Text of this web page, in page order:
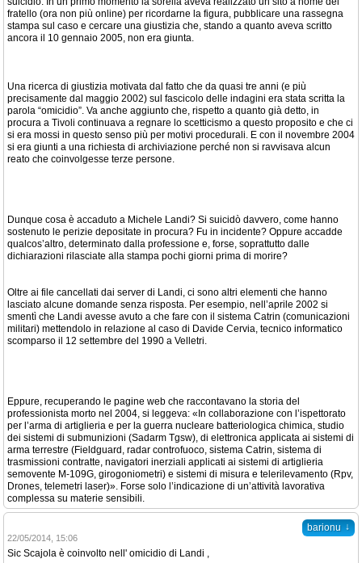
fratello (ora non più online) per ricordarne la figura, pubblicare una rassegna
stampa sul caso e cercare una giustizia che, stando a quanto aveva scritto
ancora il 10 gennaio 2005, non era giunta.
Una ricerca di giustizia motivata dal fatto che da quasi tre anni (e più
precisamente dal maggio 2002) sul fascicolo delle indagini era stata scritta la
parola “omicidio”. Va anche aggiunto che, rispetto a quanto già detto, in
procura a Tivoli continuava a regnare lo scetticismo a questo proposito e che ci
si era mossi in questo senso più per motivi procedurali. E con il novembre 2004
si era giunti a una richiesta di archiviazione perché non si ravvisava alcun
reato che coinvolgesse terze persone.
Dunque cosa è accaduto a Michele Landi? Si suicidò davvero, come hanno
sostenuto le perizie depositate in procura? Fu in incidente? Oppure accadde
qualcos’altro, determinato dalla professione e, forse, soprattutto dalle
dichiarazioni rilasciate alla stampa pochi giorni prima di morire?
Oltre ai file cancellati dai server di Landi, ci sono altri elementi che hanno
lasciato alcune domande senza risposta. Per esempio, nell’aprile 2002 si
smentì che Landi avesse avuto a che fare con il sistema Catrin (comunicazioni
militari) mettendolo in relazione al caso di Davide Cervia, tecnico informatico
scomparso il 12 settembre del 1990 a Velletri.
Eppure, recuperando le pagine web che raccontavano la storia del
professionista morto nel 2004, si leggeva: «In collaborazione con l’ispettorato
per l’arma di artiglieria e per la guerra nucleare batteriologica chimica, studio
dei sistemi di submunizioni (Sadarm Tgsw), di elettronica applicata ai sistemi di
arma terrestre (Fieldguard, radar controfuoco, sistema Catrin, sistema di
trasmissioni contratte, navigatori inerziali applicati ai sistemi di artiglieria
semovente M-109G, girogoniometri) e sistemi di misura e telerilevamento (Rpv,
Drones, telemetri laser)». Forse solo l’indicazione di un’attività lavorativa
complessa su materie sensibili.
barionu ↓
22/05/2014, 15:06
Sic Scajola è coinvolto nell' omicidio di Landi ,